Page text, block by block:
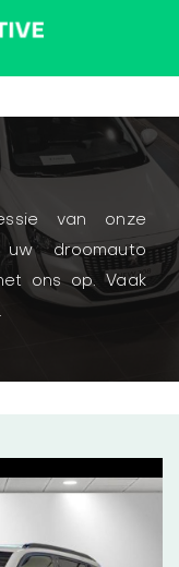
van onze
droomauto
ons op. Vaak